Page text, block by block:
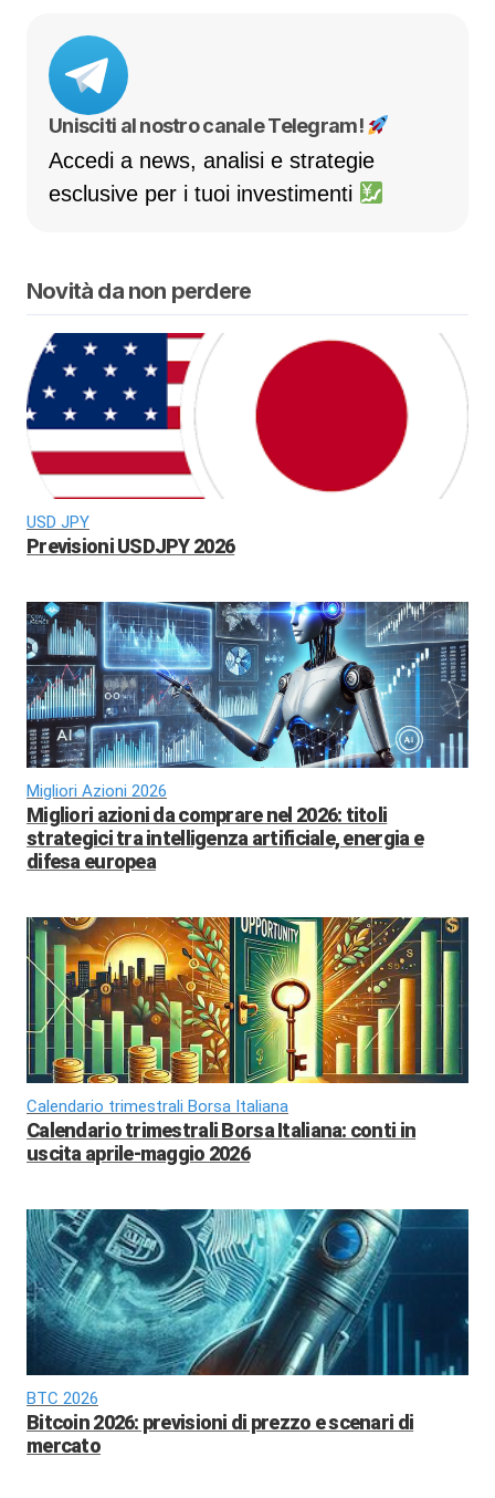
Unisciti al nostro canale Telegram!
Accedi a news, analisi e strategie
esclusive per i tuoi investimenti
Novità da non perdere
USD JPY
Previsioni USDJPY 2026
Migliori Azioni 2026
Migliori azioni da comprare nel 2026: titoli
strategici tra intelligenza artificiale, energia e
difesa europea
Calendario trimestrali Borsa Italiana
Calendario trimestrali Borsa Italiana: conti in
uscita aprile-maggio 2026
BTC 2026
Bitcoin 2026: previsioni di prezzo e scenari di
mercato